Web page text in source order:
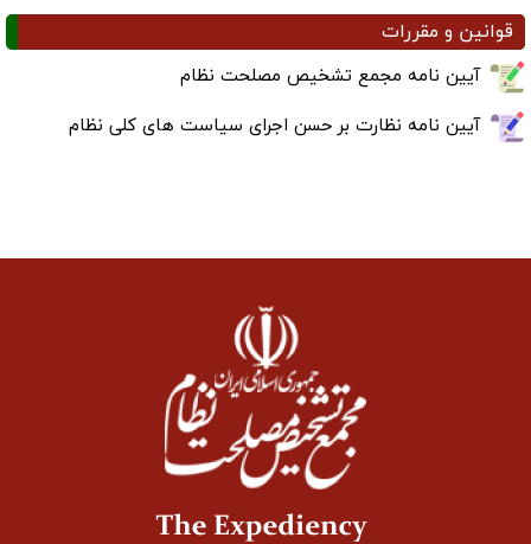
قوانین و مقررات
آیین نامه مجمع تشخیص مصلحت نظام
آیین نامه نظارت بر حسن اجرای سیاست های کلی نظام